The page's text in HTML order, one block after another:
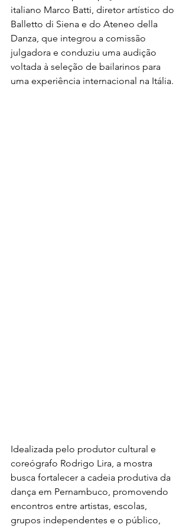
italiano Marco Batti, diretor artístico do
Balletto di Siena e do Ateneo della
Danza, que integrou a comissão
julgadora e conduziu uma audição
voltada à seleção de bailarinos para
uma experiência internacional na Itália.
Idealizada pelo produtor cultural e
coreógrafo Rodrigo Lira, a mostra
busca fortalecer a cadeia produtiva da
dança em Pernambuco, promovendo
encontros entre artistas, escolas,
grupos independentes e o público,